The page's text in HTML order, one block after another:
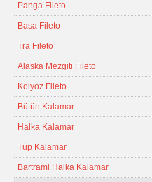
Panga Fileto
Basa Fileto
Tra Fileto
Alaska Mezgiti Fileto
Kolyoz Fileto
Bütün Kalamar
Halka Kalamar
Tüp Kalamar
Bartrami Halka Kalamar